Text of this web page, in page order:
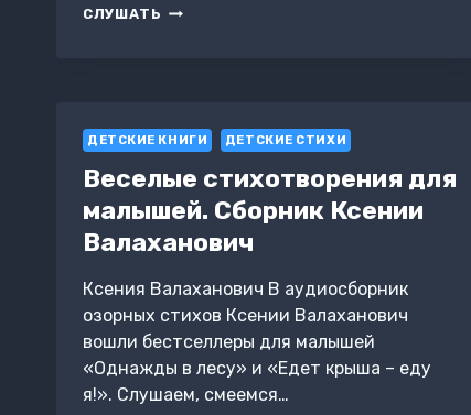
СЛУШАТЬ БРАТЬЯ
ДЕТСКИЕ КНИГИ ДЕТСКИЕ СТИХИ
Веселые стихотворения для
малышей. Сборник Ксении
Валаханович
Ксения Валаханович В аудиосборник
озорных стихов Ксении Валаханович
вошли бестселлеры для малышей
«Однажды в лесу» и «Едет крыша – еду
я!». Слушаем, смеемся…